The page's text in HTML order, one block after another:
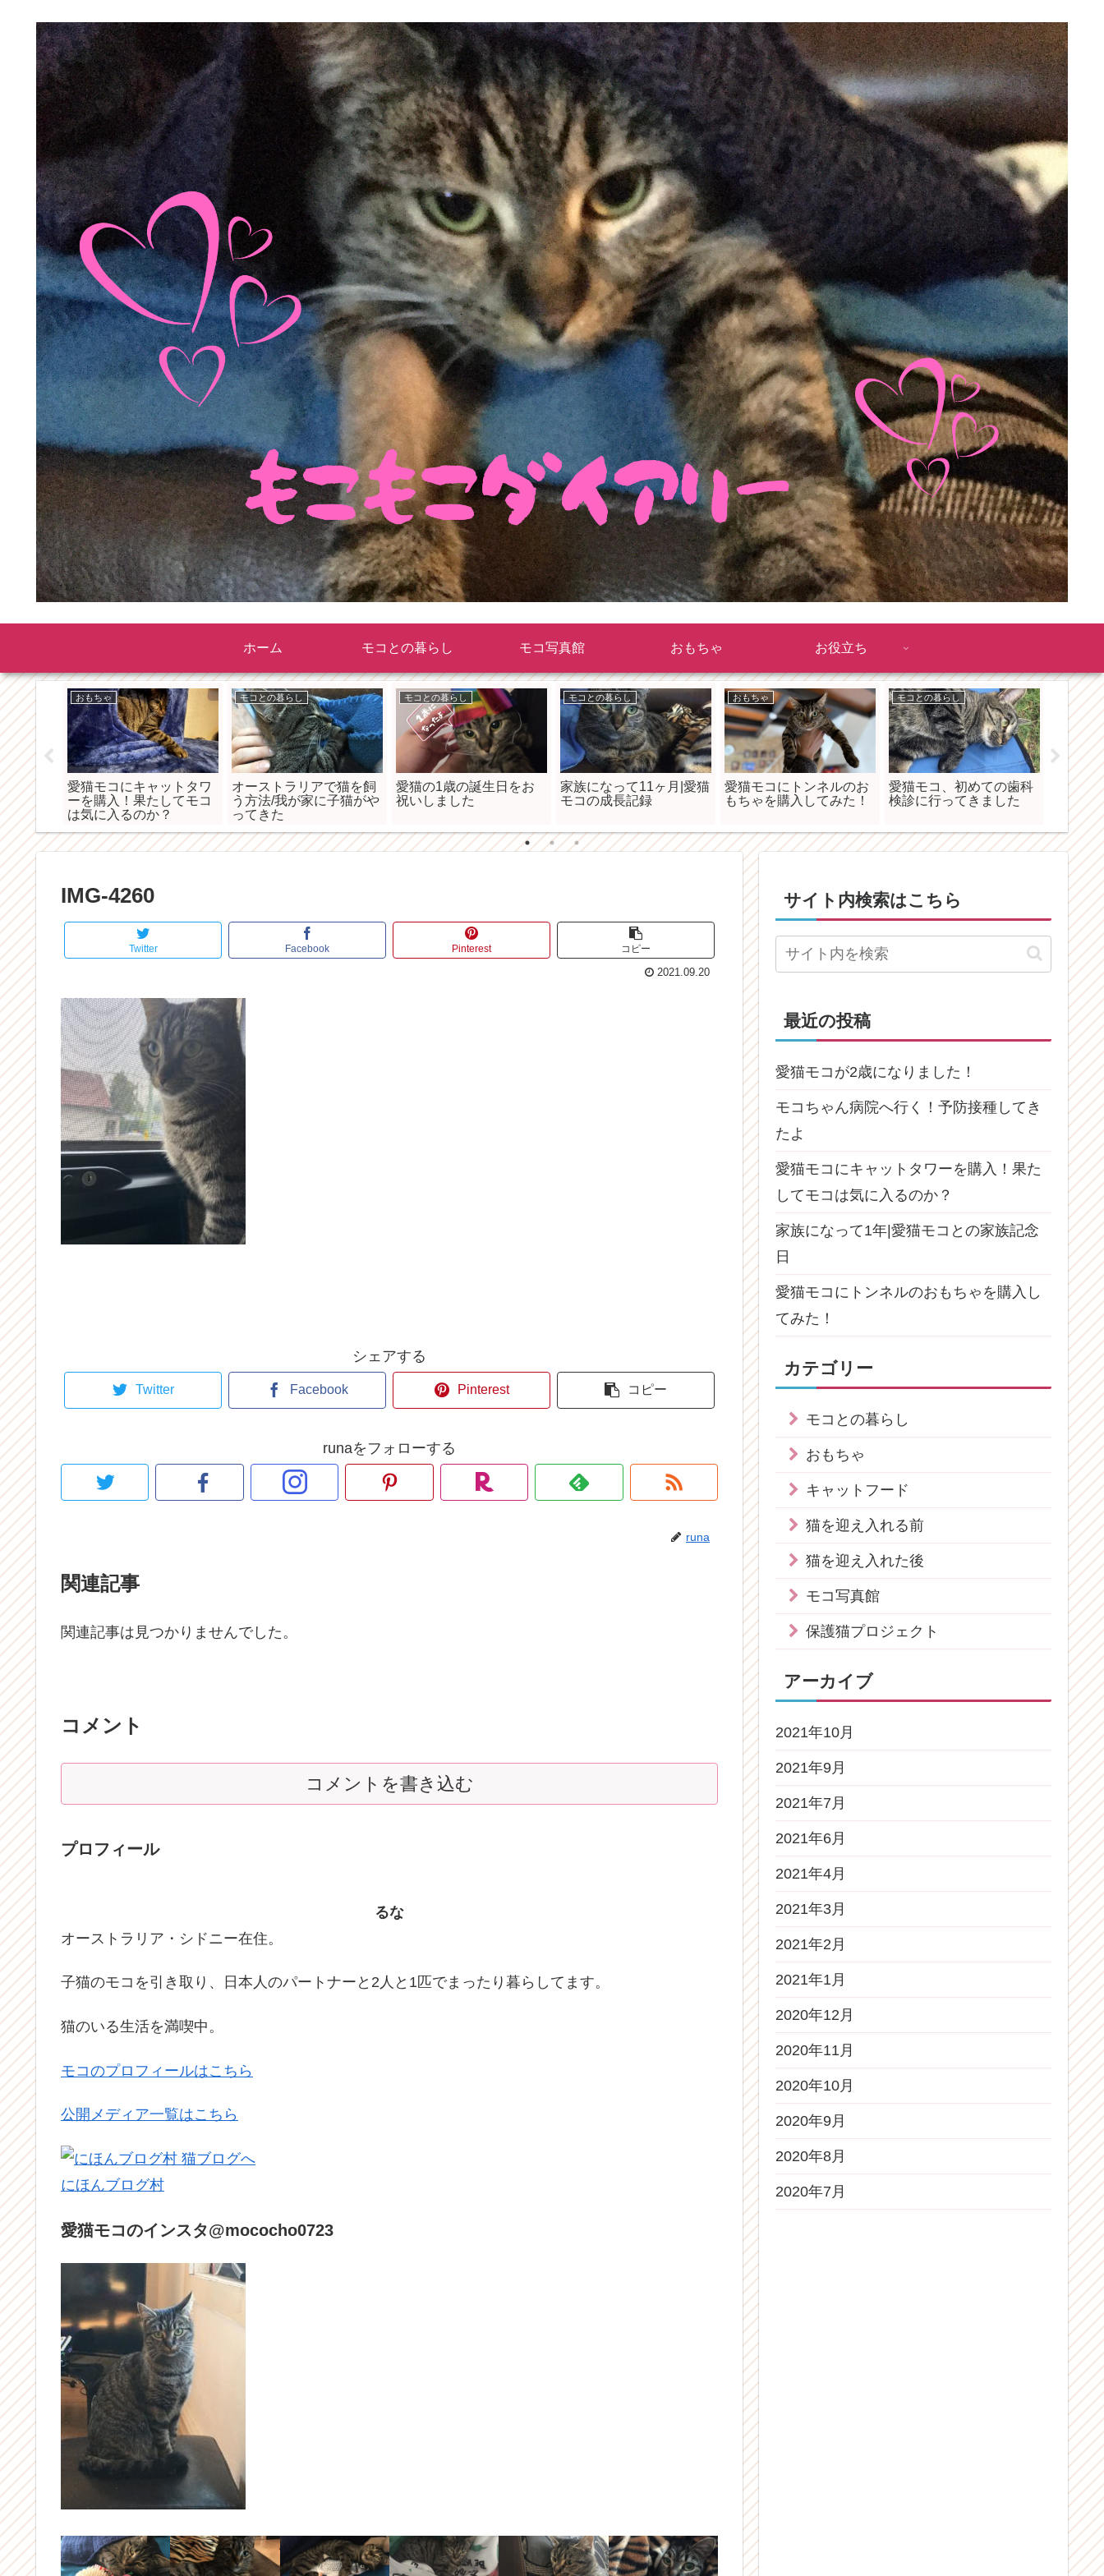
ホーム モコとの暮らし モコ写真館 おもちゃ お役立ち
行く！
よ
おもちゃ
愛猫モコにキャットタワ
ーを購入！果たしてモコ
は気に入るのか？
モコとの暮らし
オーストラリアで猫を飼
う方法/我が家に子猫がや
ってきた
モコとの暮らし
愛猫の1歳の誕生日をお
祝いしました
モコとの暮らし
家族になって11ヶ月|愛猫
モコの成長記録
おもちゃ
愛猫モコにトンネルのお
もちゃを購入してみた！
モコとの暮らし
愛猫モコ、初めての歯科
検診に行ってきました
モコとの
もはや
られな
由来
IMG-4260
Twitter Facebook Pinterest コピー
2021.09.20
シェアする
Twitter Facebook Pinterest コピー
runaをフォローする
runa
関連記事
関連記事は見つかりませんでした。
コメント
コメントを書き込む
プロフィール
るな
オーストラリア・シドニー在住。
子猫のモコを引き取り、日本人のパートナーと2人と1匹でまったり暮らしてます。
猫のいる生活を満喫中。
モコのプロフィールはこちら
公開メディア一覧はこちら
にほんブログ村
愛猫モコのインスタ@mococho0723
サイト内検索はこちら
最近の投稿
愛猫モコが2歳になりました！
モコちゃん病院へ行く！予防接種してき
たよ
愛猫モコにキャットタワーを購入！果た
してモコは気に入るのか？
家族になって1年|愛猫モコとの家族記念
日
愛猫モコにトンネルのおもちゃを購入し
てみた！
カテゴリー
モコとの暮らし
おもちゃ
キャットフード
猫を迎え入れる前
猫を迎え入れた後
モコ写真館
保護猫プロジェクト
アーカイブ
2021年10月
2021年9月
2021年7月
2021年6月
2021年4月
2021年3月
2021年2月
2021年1月
2020年12月
2020年11月
2020年10月
2020年9月
2020年8月
2020年7月